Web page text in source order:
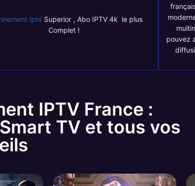
Iptv Superior , Abo IPTV 4k le plus
Complet !
pouvez
IPTV France :
TV et tous vos